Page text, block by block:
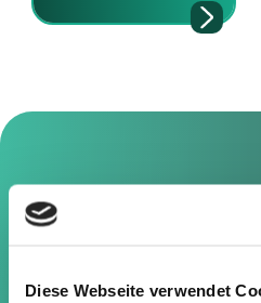
Diese Webseite verwendet
Kontaktieren Sie
Sie können sich gerne mit uns in